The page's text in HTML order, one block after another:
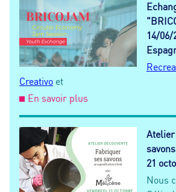
14/06/
Creativo et
En savoir plus
21
Nous